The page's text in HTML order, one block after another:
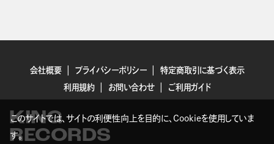
会社概要 プライバシーポリシー
特定商取引に基づく表示
利用規約
お問い合わせ ご利用ガイド
KING
RECORDS
このサイトでは、サイトの利便性向上を目的に、Cookieを使用していま
す。